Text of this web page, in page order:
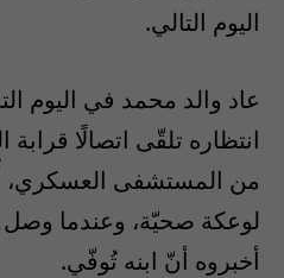
اليوم التالي.
عاد والد محمد في اليوم
انتظاره تلقّى اتصالًا
من المستشفى العسكري،
لوعكة صحيّة، وعندما
أخبروه أنّ ابنه تُوفّي.